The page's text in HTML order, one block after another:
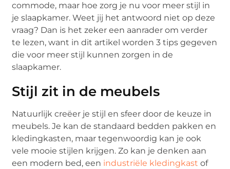
commode, maar hoe zorg je nu voor meer stijl in
je slaapkamer. Weet jij het antwoord niet op deze
vraag? Dan is het zeker een aanrader om verder
te lezen, want in dit artikel worden 3 tips gegeven
die voor meer stijl kunnen zorgen in de
slaapkamer.
Stijl zit in de meubels
Natuurlijk creëer je stijl en sfeer door de keuze in
meubels. Je kan de standaard bedden pakken en
kledingkasten, maar tegenwoordig kan je ook
vele mooie stijlen krijgen. Zo kan je denken aan
een modern bed, een industriële kledingkast of